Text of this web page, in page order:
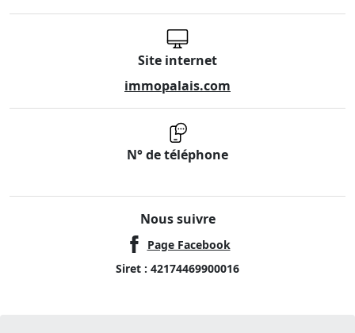
Site internet
immopalais.com
N° de téléphone
Nous suivre
Page Facebook
Siret : 42174469900016